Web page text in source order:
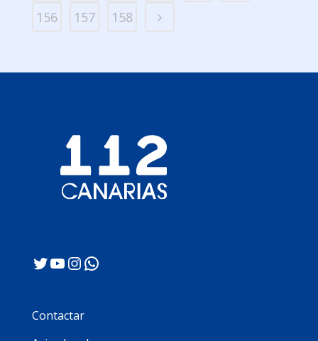
156
157 158
Twitter
YouTube
Instagram
WhatsApp
Contactar